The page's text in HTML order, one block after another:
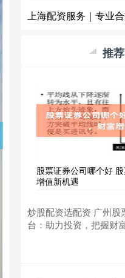
上海配资服务｜专业
推
股票证券公司哪个好
增值新机遇
炒股配资选配资 广州股
台：助力投资，把握财